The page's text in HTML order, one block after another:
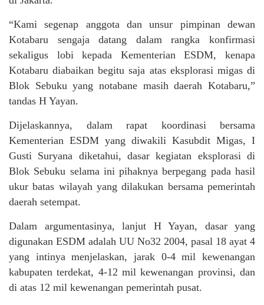
“Kami segenap anggota dan unsur pimpinan dewan
Kotabaru sengaja datang dalam rangka konfirmasi
sekaligus lobi kepada Kementerian ESDM, kenapa
Kotabaru diabaikan begitu saja atas eksplorasi migas di
Blok Sebuku yang notabane masih daerah Kotabaru,”
tandas H Yayan.
Dijelaskannya, dalam rapat koordinasi bersama
Kementerian ESDM yang diwakili Kasubdit Migas, I
Gusti Suryana diketahui, dasar kegiatan eksplorasi di
Blok Sebuku selama ini pihaknya berpegang pada hasil
ukur batas wilayah yang dilakukan bersama pemerintah
daerah setempat.
Dalam argumentasinya, lanjut H Yayan, dasar yang
digunakan ESDM adalah UU No32 2004, pasal 18 ayat 4
yang intinya menjelaskan, jarak 0-4 mil kewenangan
kabupaten terdekat, 4-12 mil kewenangan provinsi, dan
di atas 12 mil kewenangan pemerintah pusat.